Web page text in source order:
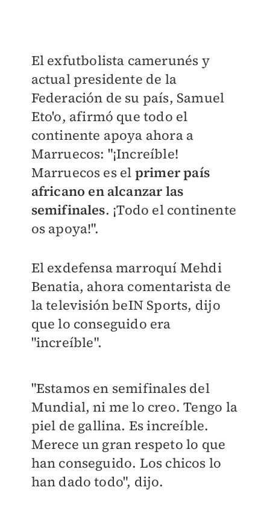
El exfutbolista camerunés y
actual presidente de la
Federación de su país, Samuel
Eto'o, afirmó que todo el
continente apoya ahora a
Marruecos: "¡Increíble!
Marruecos es el primer país
africano en alcanzar las
semifinales. ¡Todo el continente
os apoya!".
El exdefensa marroquí Mehdi
Benatia, ahora comentarista de
la televisión beIN Sports, dijo
que lo conseguido era
"increíble".
"Estamos en semifinales del
Mundial, ni me lo creo. Tengo la
piel de gallina. Es increíble.
Merece un gran respeto lo que
han conseguido. Los chicos lo
han dado todo", dijo.